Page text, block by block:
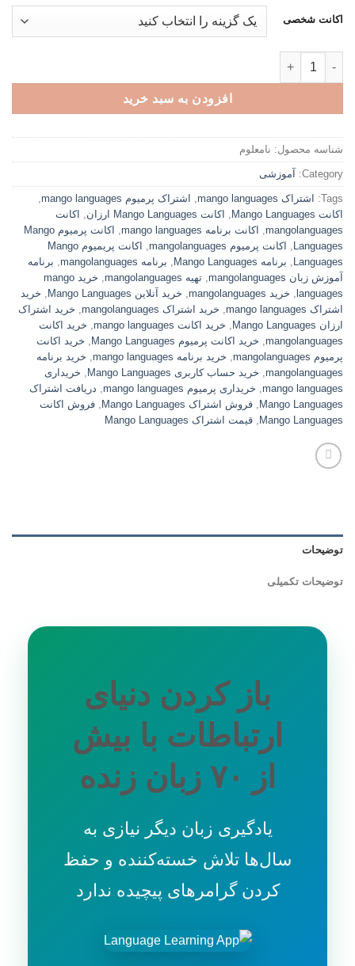
اکانت شخصی
اکانت پرمیوم شخصی Mango Languages - آموزش زبان های مختلف عدد
افزودن به سبد خرید
شناسه محصول: نامعلوم
Category: آموزشی
Tags: اشتراک mango languages اشتراک پرمیوم mango languages
اکانت Mango Languages
اکانت Mango Languages ارزان
اکانت
mangolanguages
اکانت برنامه mango languages
اکانت پرمیوم Mango
Languages
اکانت پرمیوم mangolanguages
اکانت پریمیوم Mango
Languages
برنامه Mango Languages برنامه mangolanguages
برنامه
آموزش زبان mangolanguages
تهیه mangolanguages
خرید mango
languages
خرید mangolanguages خرید آنلاین Mango Languages
خرید
اشتراک mango languages
خرید اشتراک mangolanguages
خرید اشتراک
ارزان Mango Languages
خرید اکانت mango languages
خرید اکانت
mangolanguages خرید اکانت پرمیوم Mango Languages
خرید اکانت
پرمیوم mangolanguages
خرید برنامه mango languages
خرید برنامه
mangolanguages خرید حساب کاربری Mango Languages
خریداری
mango languages خریداری پرمیوم mango languages
دریافت اشتراک
Mango Languages
فروش اشتراک Mango Languages
فروش اکانت
Mango Languages
قیمت اشتراک Mango Languages
توضیحات
توضیحات تکمیلی
باز کردن دنیای
ارتباطات با بیش
از ۷۰ زبان زنده
یادگیری زبان دیگر نیازی به
سال‌ها تلاش خسته‌کننده و حفظ
کردن گرامرهای پیچیده ندارد